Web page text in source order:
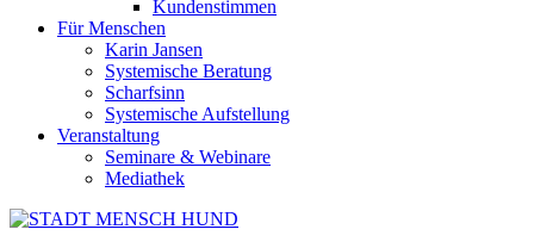
Kundenstimmen
Für Menschen
Karin Jansen
Systemische Beratung
Scharfsinn
Systemische Aufstellung
Veranstaltung
Seminare & Webinare
Mediathek